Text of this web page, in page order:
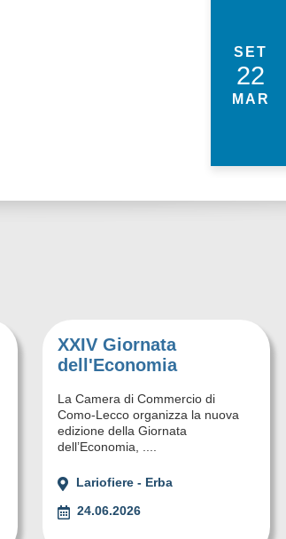
SET
22
MAR
XXIV Giornata
dell'Economia
La Camera di Commercio di
Como-Lecco organizza la nuova
edizione della Giornata
dell’Economia, ....
Lariofiere - Erba
24.06.2026